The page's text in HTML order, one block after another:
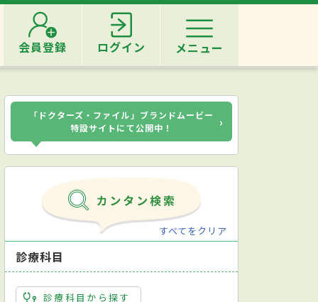
会員登録 ログイン メニュー
「ドクターズ・ファイル」ブランドムービー
特設サイトにて公開中！
›
すべてをクリア
診療科目
診療科目から探す